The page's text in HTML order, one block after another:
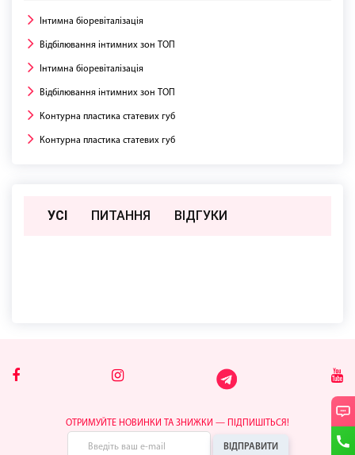
Інтимна біоревіталізація
Відбілювання інтимних зон ТОП
Інтимна біоревіталізація
Відбілювання інтимних зон ТОП
Контурна пластика статевих губ
Контурна пластика статевих губ
УСІ ПИТАННЯ ВIДГУКИ
ОТРИМУЙТЕ НОВИНКИ ТА ЗНИЖКИ — ПІДПИШІТЬСЯ!
ВІДПРАВИТИ